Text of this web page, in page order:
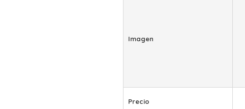
Imagen
Precio